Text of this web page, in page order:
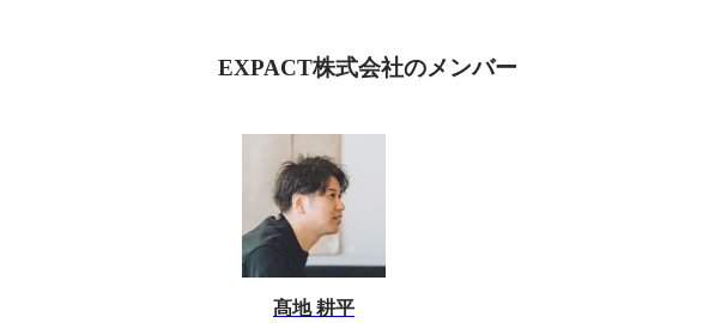
EXPACT株式会社のメンバー
髙地 耕平